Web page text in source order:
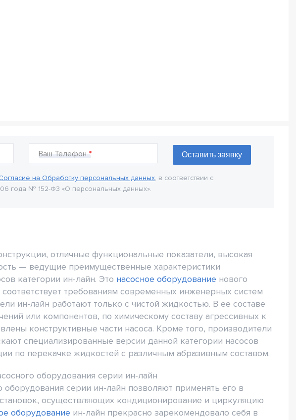
Ваш Телефон
на Обработку персональных данных, в соответствии с
года № 152-Ф3 «О персональных данных».
отличные функциональные показатели, высокая
— ведущие преимущественные характеристики
категории ин-лайн. Это насосное оборудование нового
требованиям современных инженерных систем
ин-лайн работают только с чистой жидкостью. В ее составе
или компонентов, по химическому составу агрессивных к
конструктивные части насоса. Кроме того, производители
специализированные версии данной категории насосов
по перекачке жидкостей с различным абразивным составом.
оборудования серии ин-лайн
серии ин-лайн позволяют применять его в
осуществляющих кондиционирование и циркуляцию
оборудование ин-лайн прекрасно зарекомендовало себя в